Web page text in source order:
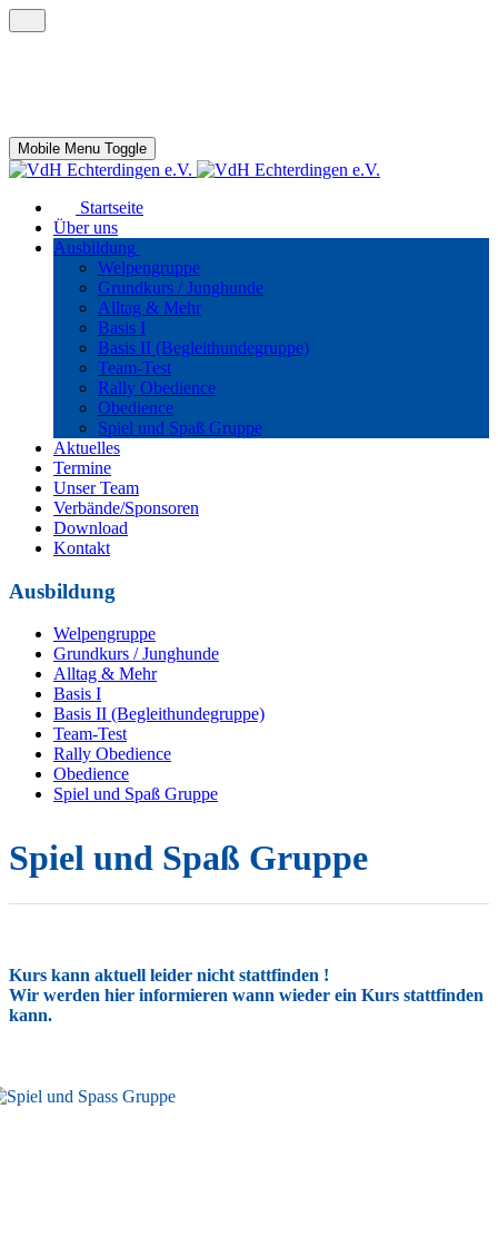
Mobile Menu Toggle
Startseite
Über uns
Ausbildung
Welpengruppe
Grundkurs / Junghunde
Alltag & Mehr
Basis I
Basis II (Begleithundegruppe)
Team-Test
Rally Obedience
Obedience
Spiel und Spaß Gruppe
Aktuelles
Termine
Unser Team
Verbände/Sponsoren
Download
Kontakt
Ausbildung
Welpengruppe
Grundkurs / Junghunde
Alltag & Mehr
Basis I
Basis II (Begleithundegruppe)
Team-Test
Rally Obedience
Obedience
Spiel und Spaß Gruppe
Spiel und Spaß Gruppe
Kurs kann aktuell leider nicht stattfinden !
Wir werden hier informieren wann wieder ein Kurs stattfinden
kann.